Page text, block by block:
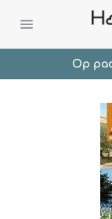
naar
content
Op